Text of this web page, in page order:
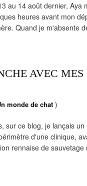
au 14 août dernier,
heures avant mon
Quand je m'absente
AVEC MES
monde de chat )
sur ce blog, je lançais
d'une clinique,
rennaise de